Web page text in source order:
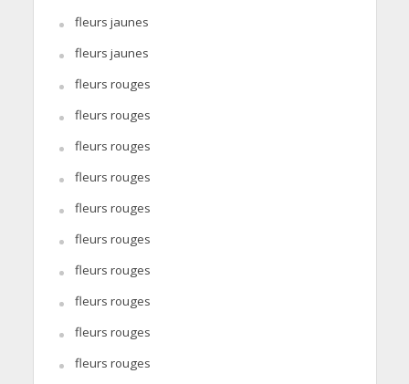
fleurs jaunes
fleurs jaunes
fleurs rouges
fleurs rouges
fleurs rouges
fleurs rouges
fleurs rouges
fleurs rouges
fleurs rouges
fleurs rouges
fleurs rouges
fleurs rouges